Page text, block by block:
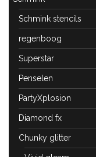
Schmink stencils
regenboog
Superstar
Penselen
PartyXplosion
Diamond fx
Chunky glitter